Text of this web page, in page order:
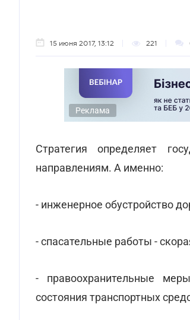
15 июня 2017, 13:12 221
Реклама
Стратегия определяет
направлениям. А именно:
- инженерное обустройство
- спасательные работы -
- правоохранительные
состояния транспортных